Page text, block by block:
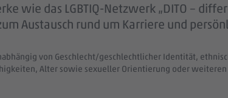
wie das LGBTIQ-Netzwerk „DITO –
Austausch rund um Karriere und
von Geschlecht/geschlechtlicher Identität,
Alter sowie sexueller Orientierung oder